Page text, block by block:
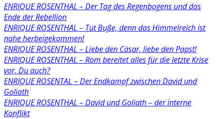
ENRIQUE ROSENTHAL – Der Tag des Regenbogens und das
Ende der Rebellion
ENRIQUE ROSENTHAL – Tut Buße, denn das Himmelreich ist
nahe herbeigekommen!
ENRIQUE ROSENTHAL – Liebe den Cäsar, liebe den Papst!
ENRIQUE ROSENTHAL – Rom bereitet alles für die letzte Krise
vor. Du auch?
ENRIQUE ROSENTAL – Der Endkampf zwischen David und
Goliath
ENRIQUE ROSENTHAL – David und Goliath – der interne
Konflikt